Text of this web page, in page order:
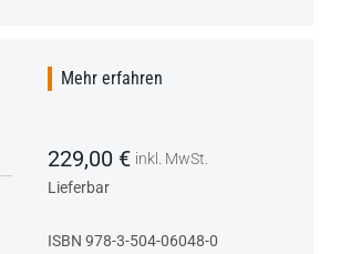
Mehr erfahren
229,00 € inkl. MwSt.
Lieferbar
ISBN 978-3-504-06048-0